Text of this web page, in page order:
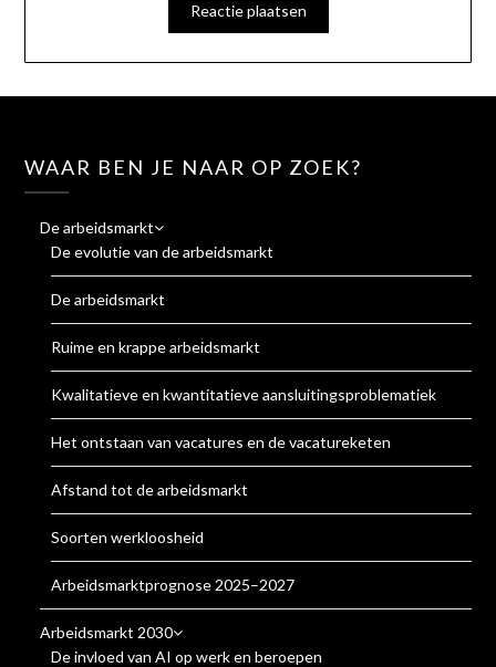
WAAR BEN JE NAAR OP ZOEK?
De arbeidsmarkt
De evolutie van de arbeidsmarkt
De arbeidsmarkt
Ruime en krappe arbeidsmarkt
Kwalitatieve en kwantitatieve aansluitingsproblematiek
Het ontstaan van vacatures en de vacatureketen
Afstand tot de arbeidsmarkt
Soorten werkloosheid
Arbeidsmarktprognose 2025–2027
Arbeidsmarkt 2030
De invloed van AI op werk en beroepen